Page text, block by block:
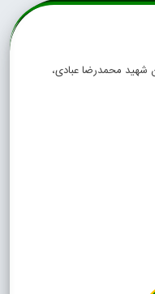
شهید محمدرضا عبادی،